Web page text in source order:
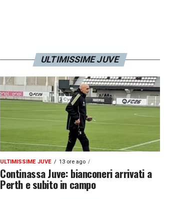
ULTIMISSIME JUVE
ULTIMISSIME JUVE 13 ore ago
Continassa Juve: bianconeri arrivati a
Perth e subito in campo